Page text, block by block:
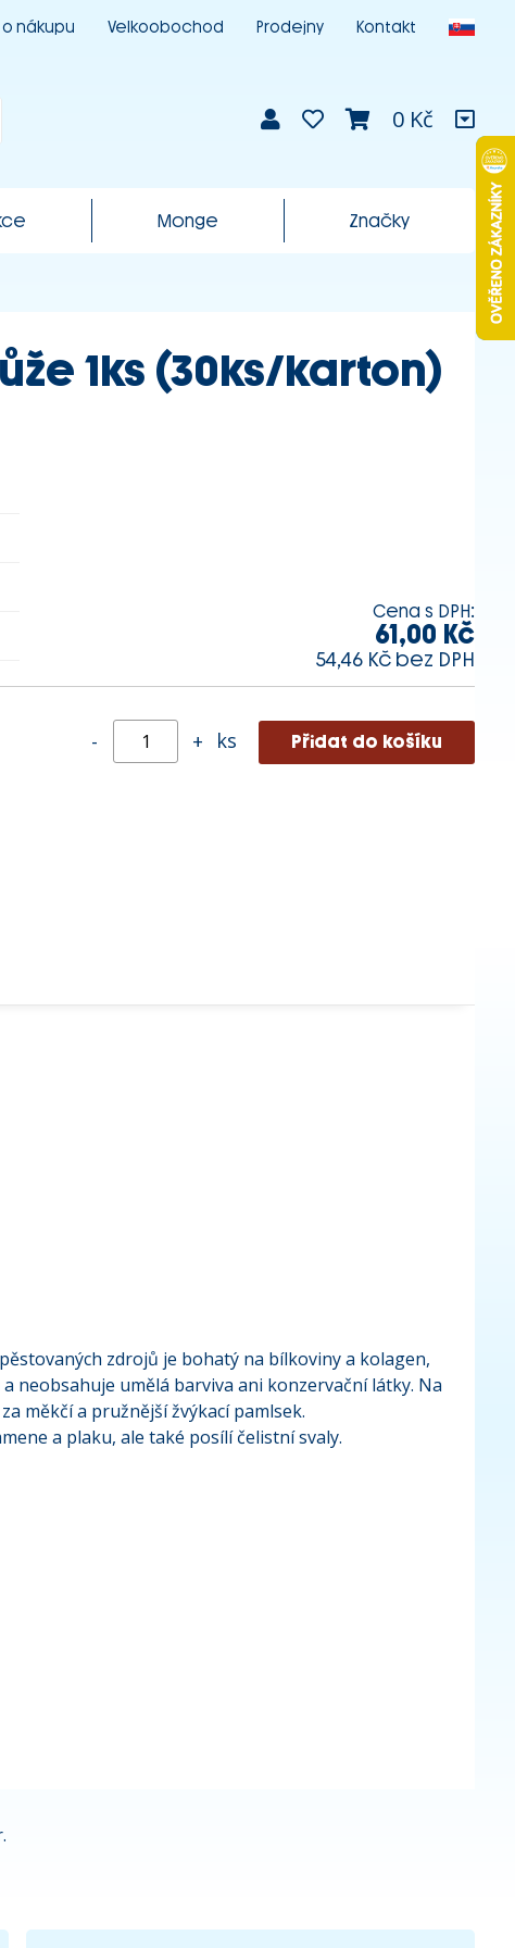
o nákupu Velkoobochod Prodejny Kontakt
0 Kč
Monge Značky
1ks (30ks/karton)
Cena s DPH:
61,00 Kč
54,46 Kč bez DPH
- + ks
zdrojů je bohatý na bílkoviny a kolagen,
neobsahuje umělá barviva ani konzervační látky. Na
měkčí a pružnější žvýkací pamlsek.
a plaku, ale také posílí čelistní svaly.